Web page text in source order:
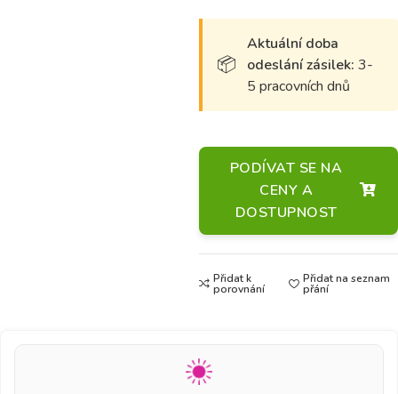
Aktuální doba
odeslání zásilek: 3-
5 pracovních dnů
PODÍVAT SE NA
CENY A
DOSTUPNOST
Přidat k
porovnání
Přidat na seznam
přání